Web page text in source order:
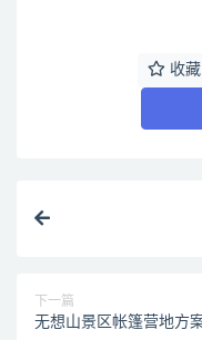
收藏
下一篇
无想山景区帐篷营地方